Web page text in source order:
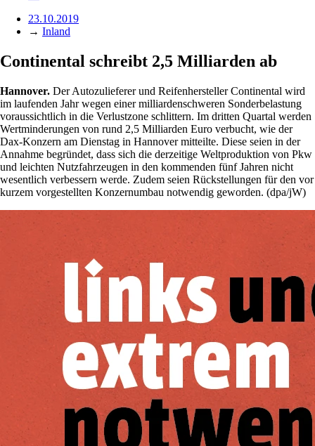
23.10.2019
→ Inland
Continental schreibt 2,5 Milliarden ab
Hannover. Der Autozulieferer und Reifenhersteller Continental wird
im laufenden Jahr wegen einer milliardenschweren Sonderbelastung
voraussichtlich in die Verlustzone schlittern. Im dritten Quartal werden
Wertminderungen von rund 2,5 Milliarden Euro verbucht, wie der
Dax-Konzern am Dienstag in Hannover mitteilte. Diese seien in der
Annahme begründet, dass sich die derzeitige Weltproduktion von Pkw
und leichten Nutzfahrzeugen in den kommenden fünf Jahren nicht
wesentlich verbessern werde. Zudem seien Rückstellungen für den vor
kurzem vorgestellten Konzernumbau notwendig geworden. (dpa/jW)